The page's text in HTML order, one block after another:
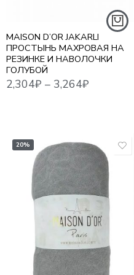
MAISON D’OR JAKARLI
ПРОСТЫНЬ МАХРОВАЯ НА
РЕЗИНКЕ И НАВОЛОЧКИ
ГОЛУБОЙ
20%
2,304₽–3,264₽